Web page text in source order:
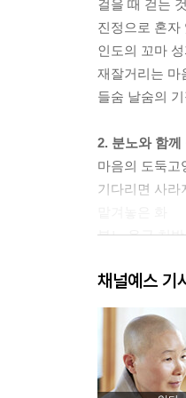
걸을 때 걷는
진정으로 혼자
인도의 꼬마
재잘거리는 마
들숨 날숨의 기
2. 분노와 함께
마음의 도둑고
기다리면 사라
분노 응급 처
분노 응급 처방
있는 그대로
3. 좌절과 우
무엇이 부족한
채널예스 기